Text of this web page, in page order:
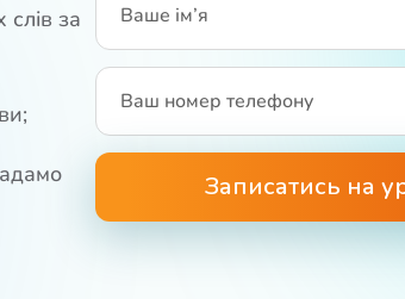
за
Записатись на